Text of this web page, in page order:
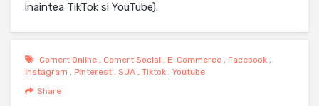
inaintea TikTok si YouTube).
Comert Online , Comert Social , E-Commerce , Facebook ,
Instagram , Pinterest , SUA , Tiktok , Youtube
Share